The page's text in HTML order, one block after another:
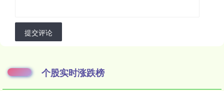
提交评论
个股实时涨跌榜